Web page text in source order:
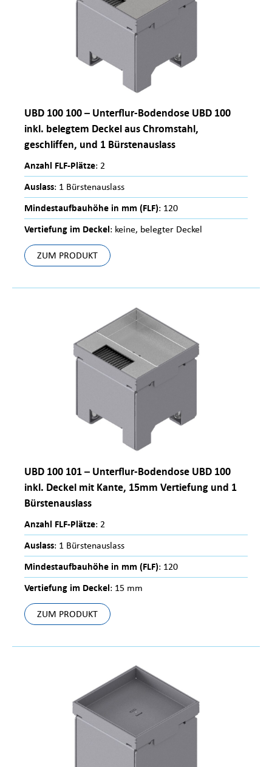
UBD 100 100 – Unterflur-Bodendose UBD 100
inkl. belegtem Deckel aus Chromstahl,
geschliffen, und 1 Bürstenauslass
Anzahl FLF-Plätze: 2
Auslass: 1 Bürstenauslass
Mindestaufbauhöhe in mm (FLF): 120
Vertiefung im Deckel: keine, belegter Deckel
ZUM PRODUKT
UBD 100 101 – Unterflur-Bodendose UBD 100
inkl. Deckel mit Kante, 15mm Vertiefung und 1
Bürstenauslass
Anzahl FLF-Plätze: 2
Auslass: 1 Bürstenauslass
Mindestaufbauhöhe in mm (FLF): 120
Vertiefung im Deckel: 15 mm
ZUM PRODUKT